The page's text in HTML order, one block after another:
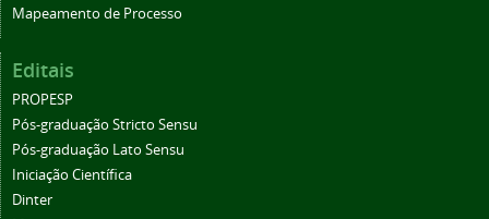
Mapeamento de Processo
Editais
PROPESP
Pós-graduação Stricto Sensu
Pós-graduação Lato Sensu
Iniciação Científica
Dinter